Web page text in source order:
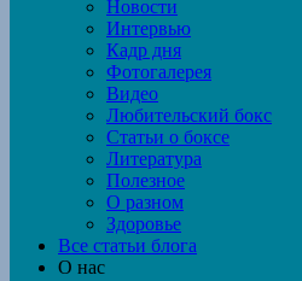
Новости
Интервью
Кадр дня
Фотогалерея
Видео
Любительский бокс
Статьи о боксе
Литература
Полезное
О разном
Здоровье
Все статьи блога
О нас